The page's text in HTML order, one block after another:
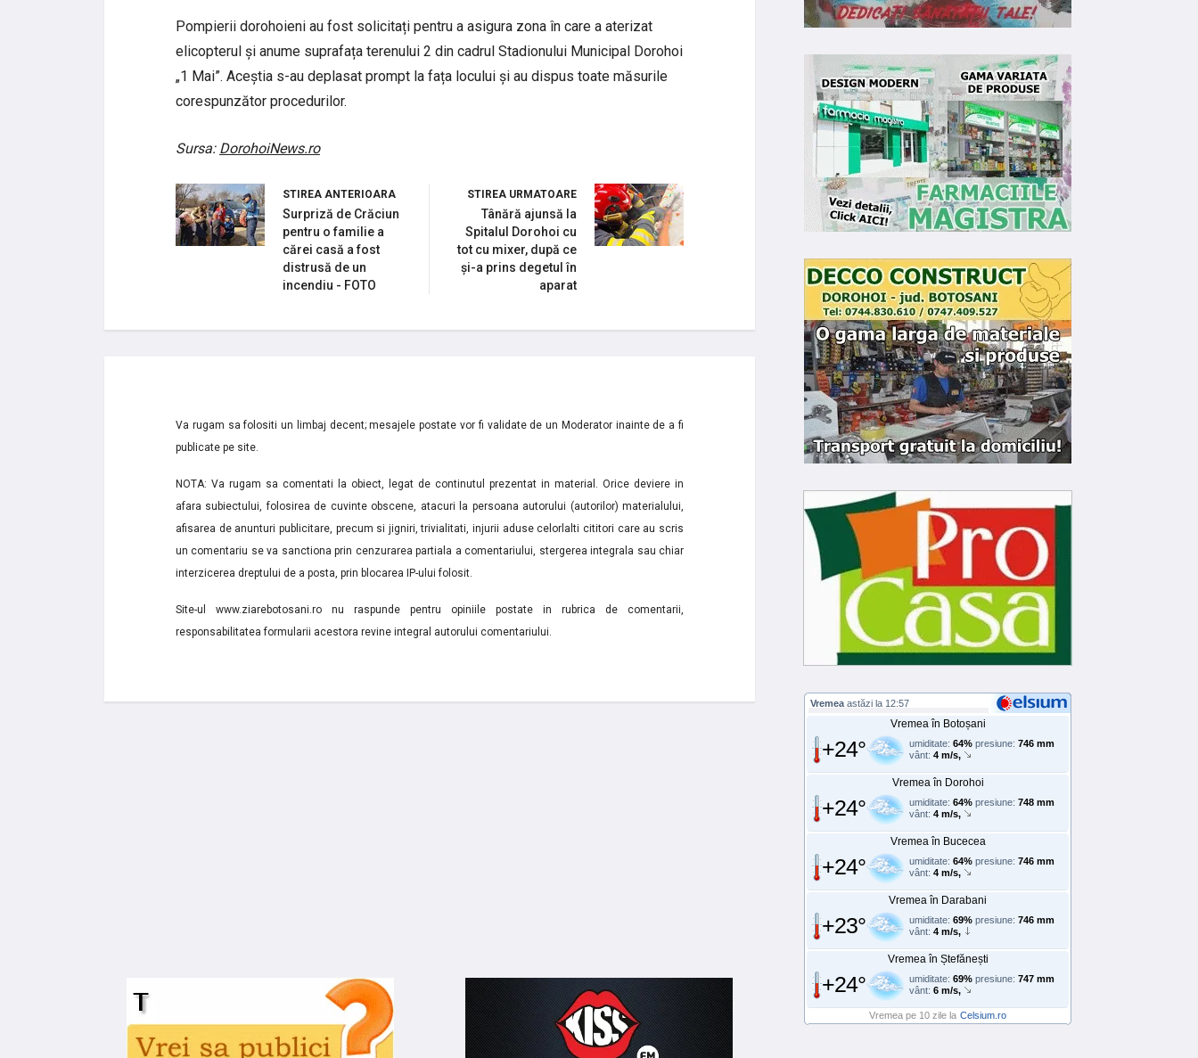
Pompierii dorohoieni au fost solicitați pentru a asigura zona în care a aterizat
elicopterul și anume suprafața terenului 2 din cadrul Stadionului Municipal Dorohoi
„1 Mai”. Aceștia s-au deplasat prompt la fața locului și au dispus toate măsurile
corespunzător procedurilor.
Sursa: DorohoiNews.ro
STIREA ANTERIOARA
Surpriză de Crăciun
pentru o familie a
cărei casă a fost
distrusă de un
incendiu - FOTO
STIREA URMATOARE
Tânără ajunsă la
Spitalul Dorohoi cu
tot cu mixer, după ce
și-a prins degetul în
aparat
Va rugam sa folositi un limbaj decent; mesajele postate vor fi validate de un Moderator inainte de a fi
publicate pe site.
NOTA: Va rugam sa comentati la obiect, legat de continutul prezentat in material. Orice deviere in
afara subiectului, folosirea de cuvinte obscene, atacuri la persoana autorului (autorilor) materialului,
afisarea de anunturi publicitare, precum si jigniri, trivialitati, injurii aduse celorlalti cititori care au scris
un comentariu se va sanctiona prin cenzurarea partiala a comentariului, stergerea integrala sau chiar
interzicerea dreptului de a posta, prin blocarea IP-ului folosit.
Site-ul www.ziarebotosani.ro nu raspunde pentru opiniile postate in rubrica de comentarii,
responsabilitatea formularii acestora revine integral autorului comentariului.
Vremea astăzi la 12:57
Vremea în Botoșani
+24° umiditate: 64% presiune: 746 mm
vânt: 4 m/s,
Vremea în Dorohoi
+24° umiditate: 64% presiune: 748 mm
vânt: 4 m/s,
Vremea în Bucecea
+24° umiditate: 64% presiune: 746 mm
vânt: 4 m/s,
Vremea în Darabani
+23° umiditate: 69% presiune: 746 mm
vânt: 4 m/s,
Vremea în Ștefănești
+24° umiditate: 69% presiune: 747 mm
vânt: 6 m/s,
Vremea pe 10 zile la Celsium.ro